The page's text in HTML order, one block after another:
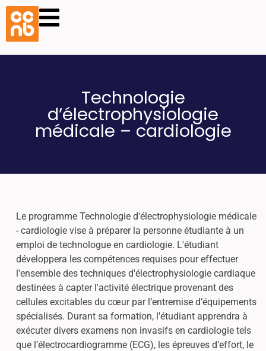
Technologie
d’électrophysiologie
médicale – cardiologie
Le programme Technologie d'électrophysiologie médicale
- cardiologie vise à préparer la personne étudiante à un
emploi de technologue en cardiologie. L'étudiant
développera les compétences requises pour effectuer
l'ensemble des techniques d'électrophysiologie cardiaque
destinées à capter l'activité électrique provenant des
cellules excitables du cœur par l’entremise d’équipements
spécialisés. Durant sa formation, l'étudiant apprendra à
exécuter divers examens non invasifs en cardiologie tels
que l’électrocardiogramme (ECG), les épreuves d’effort, le